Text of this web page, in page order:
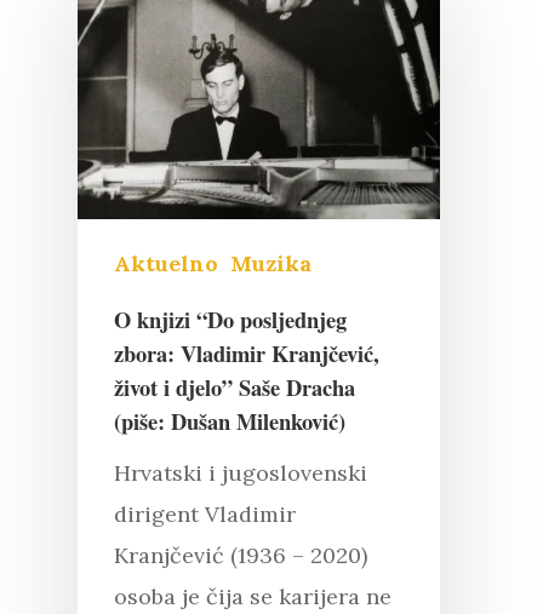
Aktuelno Muzika
O knjizi “Do posljednjeg
zbora: Vladimir Kranjčević,
život i djelo” Saše Dracha
(piše: Dušan Milenković)
Hrvatski i jugoslovenski
dirigent Vladimir
Kranjčević (1936 – 2020)
osoba je čija se karijera ne